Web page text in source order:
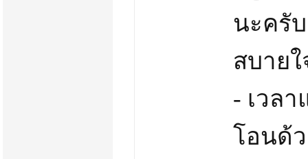
นะครั
สบาย
- เวล
โอนด้